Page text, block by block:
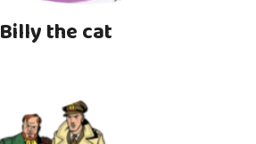
Billy the cat